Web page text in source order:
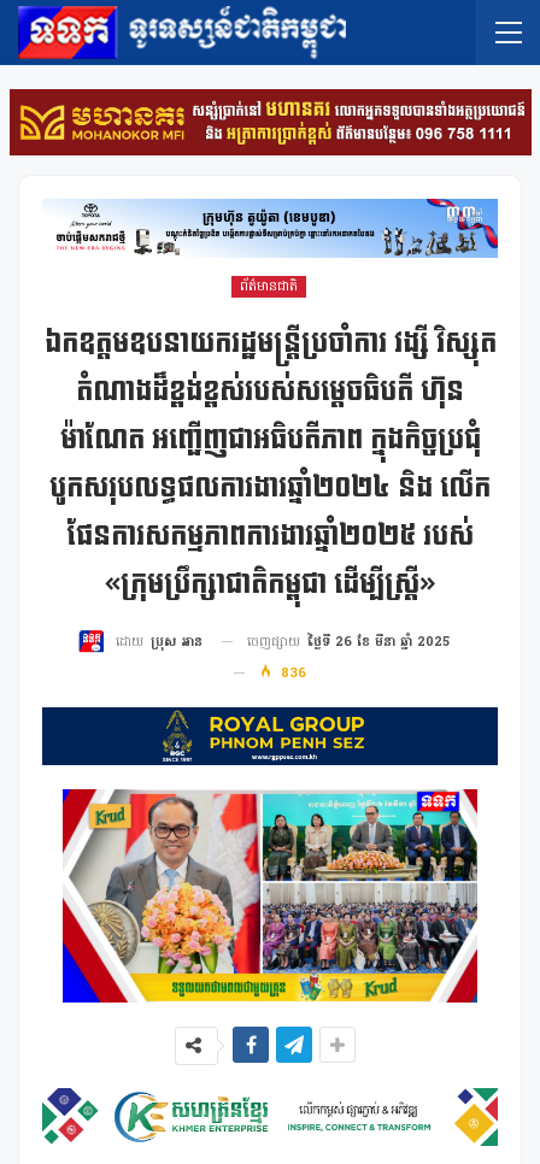
ព័ត៌មានជាតិ
ឯកឧត្តមឧបនាយករដ្ឋមន្ត្រីប្រចាំការ វង្សី វិស្សុត
តំណាងដ៏ខ្ពង់ខ្ពស់របស់សម្តេចធិបតី ហ៊ុន
ម៉ាណែត អញ្ជើញជាអធិបតីភាព ក្នុងកិច្ចប្រជុំ
បូកសរុបលទ្ធផលការងារឆ្នាំ២០២៤ និង លើក
ផែនការសកម្មភាពការងារឆ្នាំ២០២៥ របស់
«ក្រុមប្រឹក្សាជាតិកម្ពុជា ដើម្បីស្ត្រី»
ដោយ ប្រុស អាន ចេញផ្សាយ ថ្ងៃទី 26 ខែ មីនា ឆ្នាំ 2025
836